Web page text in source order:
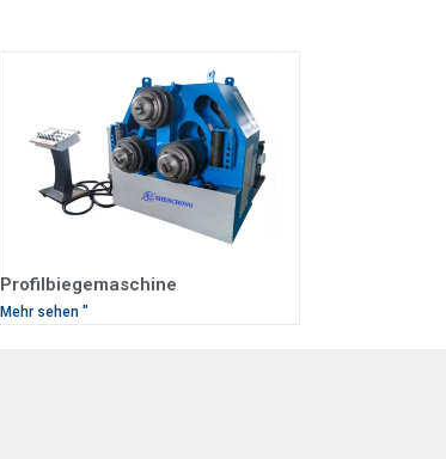
Profilbiegemaschine
Mehr sehen "